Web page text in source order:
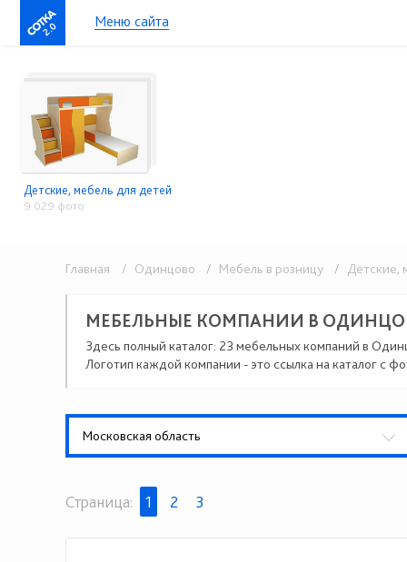
2.0 Меню сайта
Детские, мебель для детей
9 029 фото
Главная / Одинцово / Мебель в розницу / Детские,
МЕБЕЛЬНЫЕ КОМПАНИИ В
Здесь полный каталог: 23 мебельных компаний в
Логотип каждой компании - это ссылка на каталог с
Московская область
Страница: 1 2 3